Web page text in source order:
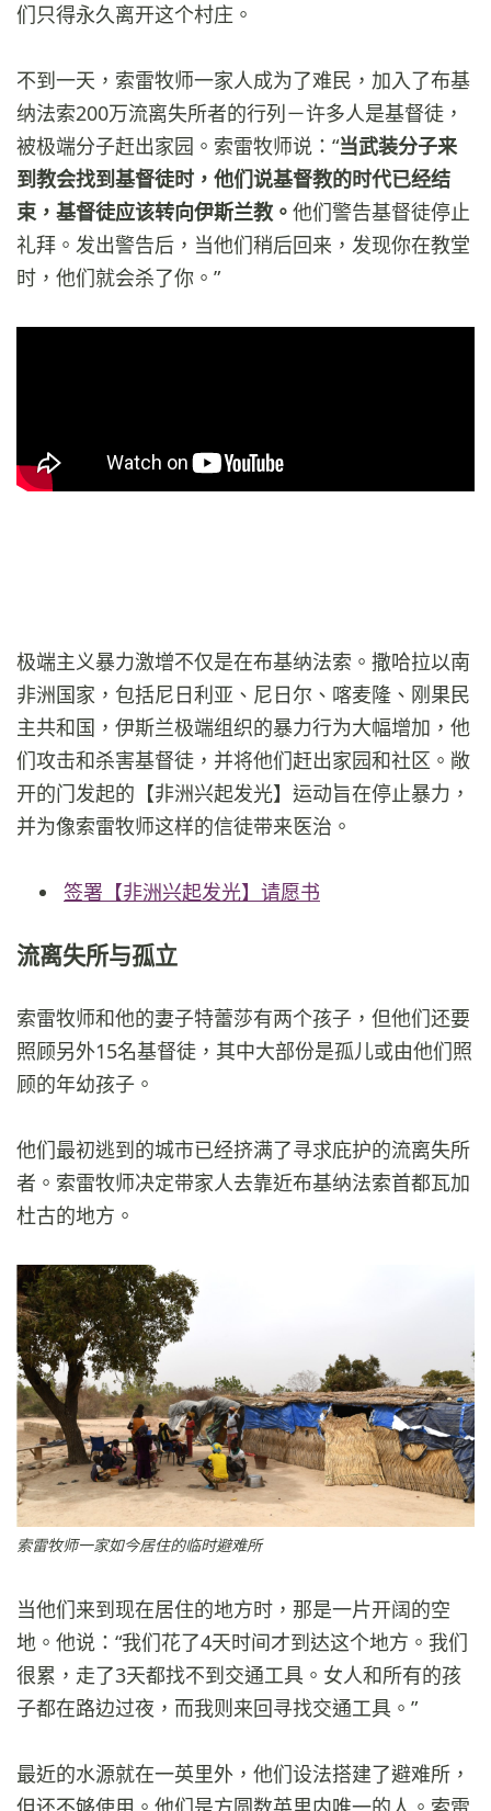
们只得永久离开这个村庄。
不到一天，索雷牧师一家人成为了难民，加入了布基
纳法索200万流离失所者的行列－许多人是基督徒，
被极端分子赶出家园。索雷牧师说：“当武装分子来
到教会找到基督徒时，他们说基督教的时代已经结
束，基督徒应该转向伊斯兰教。 他们警告基督徒停止
礼拜。发出警告后，当他们稍后回来，发现你在教堂
时，他们就会杀了你。”
极端主义暴力激增不仅是在布基纳法索。撒哈拉以南
非洲国家，包括尼日利亚、尼日尔、喀麦隆、刚果民
主共和国，伊斯兰极端组织的暴力行为大幅增加，他
们攻击和杀害基督徒，并将他们赶出家园和社区。敞
开的门发起的【非洲兴起发光】运动旨在停止暴力，
并为像索雷牧师这样的信徒带来医治。
签署【非洲兴起发光】请愿书
流离失所与孤立
索雷牧师和他的妻子特蕾莎有两个孩子，但他们还要
照顾另外15名基督徒，其中大部份是孤儿或由他们照
顾的年幼孩子。
他们最初逃到的城市已经挤满了寻求庇护的流离失所
者。索雷牧师决定带家人去靠近布基纳法索首都瓦加
杜古的地方。
索雷牧师一家如今居住的临时避难所
当他们来到现在居住的地方时，那是一片开阔的空
地。他说：“我们花了4天时间才到达这个地方。我们
很累，走了3天都找不到交通工具。女人和所有的孩
子都在路边过夜，而我则来回寻找交通工具。”
最近的水源就在一英里外，他们设法搭建了避难所，